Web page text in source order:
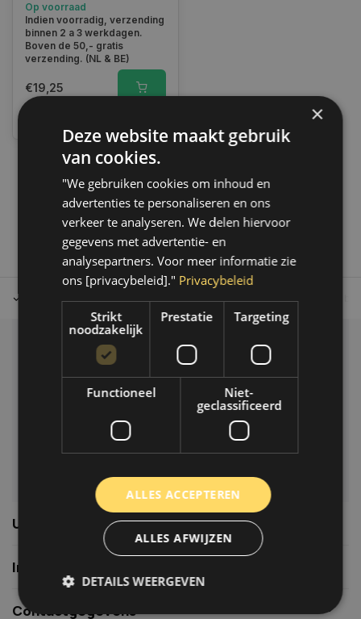
Op voorraad
Indien voorradig, verzending
binnen 2 a 3 werkdagen.
Boven de 50,- gratis
verzending. (NL & BE)
€19,25
1
Tot 30 dagen retour sturen. Op werkdagen voor 14.00 uur
Klantenservice
Veelgestelde vragen
06-39119169
info@autoklusser.nl
Usefull links
Informatie
Contactgegevens
×
Deze website maakt gebruik
van cookies.
"We gebruiken cookies om inhoud en
advertenties te personaliseren en ons
verkeer te analyseren. We delen hiervoor
gegevens met advertentie- en
analysepartners. Voor meer informatie zie
ons [privacybeleid]." Privacybeleid
Strikt
noodzakelijk
Prestatie Targeting
Functioneel
Niet-
geclassificeerd
ALLES ACCEPTEREN
ALLES AFWIJZEN
DETAILS WEERGEVEN